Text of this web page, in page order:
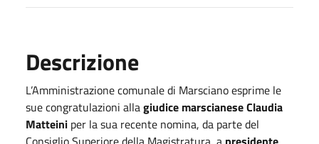
Descrizione
L’Amministrazione comunale di Marsciano esprime le
sue congratulazioni allagiudice marscianese Claudia
Matteini per la sua recente nomina, da parte del